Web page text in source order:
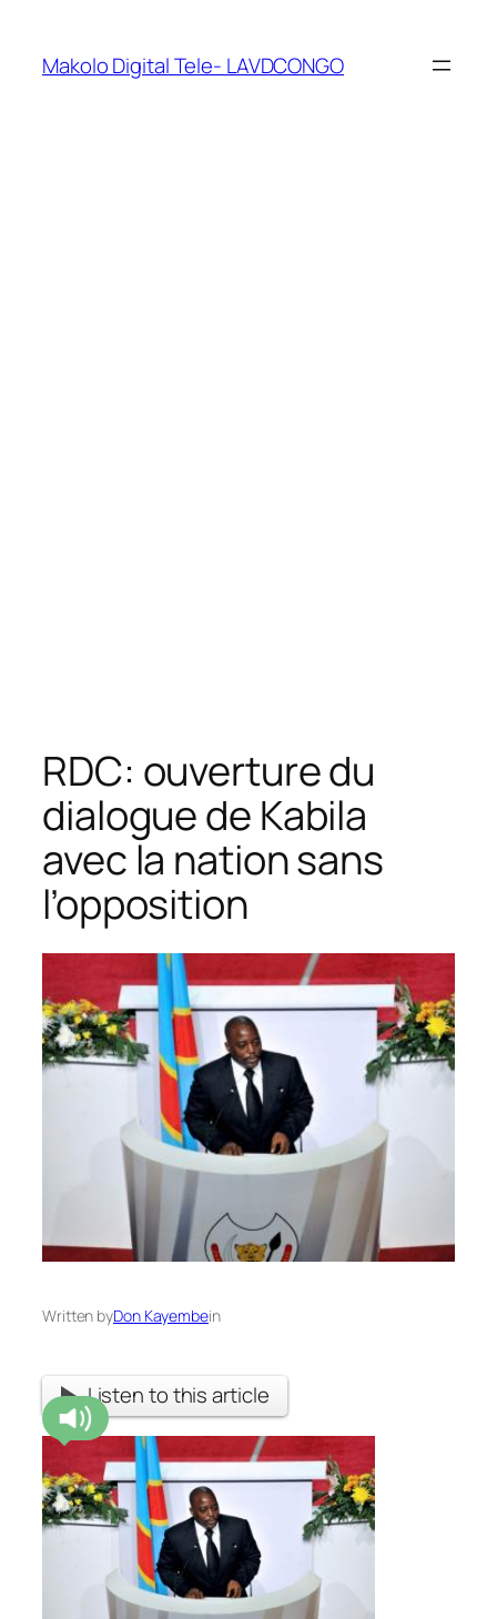
Makolo Digital Tele- LAVDCONGO
RDC: ouverture du
dialogue de Kabila
avec la nation sans
l’opposition
Written byDon Kayembein
Listen to this article